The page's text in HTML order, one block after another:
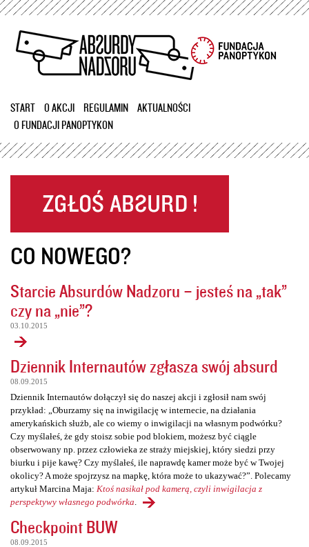
Przejdź
treści
START O AKCJI REGULAMIN
AKTUALNOŚCI
O FUNDACJI PANOPTYKON
CO NOWEGO?
Starcie Absurdów Nadzoru – jesteś na „tak”
czy na „nie”?
03.10.2015
Dziennik Internautów zgłasza swój absurd
08.09.2015
Dziennik Internautów dołączył się do naszej akcji i zgłosił nam swój
przykład: „Oburzamy się na inwigilację w internecie, na działania
amerykańskich służb, ale co wiemy o inwigilacji na własnym podwórku?
Czy myślałeś, że gdy stoisz sobie pod blokiem, możesz być ciągle
obserwowany np. przez człowieka ze straży miejskiej, który siedzi przy
biurku i pije kawę? Czy myślałeś, ile naprawdę kamer może być w Twojej
okolicy? A może spojrzysz na mapkę, która może to ukazywać?”. Polecamy
artykuł Marcina Maja: Ktoś nasikał pod kamerą, czyli inwigilacja z
perspektywy własnego podwórka
Checkpoint BUW
08.09.2015